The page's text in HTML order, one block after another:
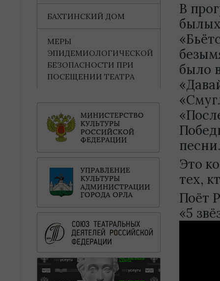
В
было
песни.
Это
тех,
Поёт
«5
БАХТИНСКИЙ ДОМ
МЕРЫ
ЭПИДЕМИОЛОГИЧЕСКОЙ
БЕЗОПАСНОСТИ ПРИ
ПОСЕЩЕНИИ ТЕАТРА